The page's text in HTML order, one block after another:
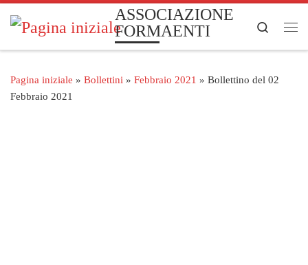
Passa al contenuto
ASSOCIAZIONE
FORMAENTI
Search
Pagina iniziale » Bollettini » Febbraio 2021 » Bollettino del 02
Febbraio 2021